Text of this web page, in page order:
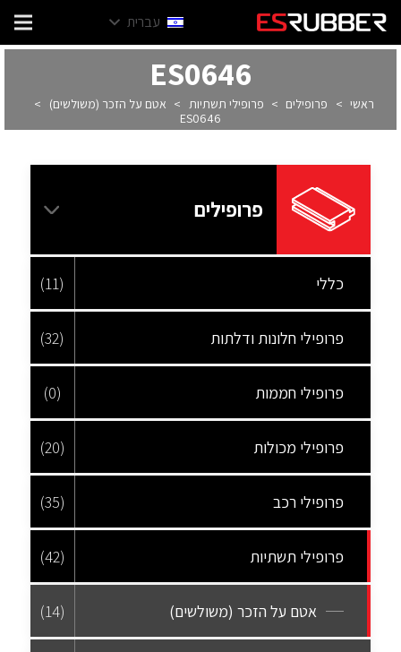
עברית
ES0646
ראשי > פרופילים > פרופילי תשתיות > אטם על הזכר (משולשים)
>
ES0646
פרופילים
כללי (11)
פרופילי חלונות ודלתות (32)
פרופילי חממות (0)
פרופילי מכולות (20)
פרופילי רכב (35)
פרופילי תשתיות (42)
אטם על הזכר (משולשים) (14)